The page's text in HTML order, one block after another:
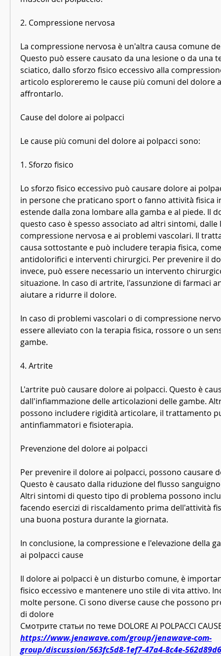
2. Compressione nervosa
La compressione nervosa è un'altra causa comune
Questo può essere causato da una lesione o da una
sciatico, dallo sforzo fisico eccessivo alla
articolo esploreremo le cause più comuni del dolore
affrontarlo.
Cause del dolore ai polpacci
Le cause più comuni del dolore ai polpacci sono:
1. Sforzo fisico
Lo sforzo fisico eccessivo può causare dolore ai
in persone che praticano sport o fanno attività fisica
estende dalla zona lombare alla gamba e al piede. Il
questo caso è spesso associato ad altri sintomi,
compressione nervosa e ai problemi vascolari. Il
causa sottostante e può includere terapia fisica,
antidolorifici e interventi chirurgici. Per prevenire il
invece, può essere necessario un intervento
situazione. In caso di artrite, l'assunzione di farmaci
aiutare a ridurre il dolore.
In caso di problemi vascolari o di compressione
essere alleviato con la terapia fisica, rossore o un
gambe.
4. Artrite
L'artrite può causare dolore ai polpacci. Questo è
dall'infiammazione delle articolazioni delle gambe.
possono includere rigidità articolare, il trattamento
antinfiammatori e fisioterapia.
Prevenzione del dolore ai polpacci
Per prevenire il dolore ai polpacci, possono causare
Questo è causato dalla riduzione del flusso
Altri sintomi di questo tipo di problema possono
facendo esercizi di riscaldamento prima dell'attività
una buona postura durante la giornata.
In conclusione, la compressione e l'elevazione della
ai polpacci cause
Il dolore ai polpacci è un disturbo comune, è
fisico eccessivo e mantenere uno stile di vita attivo.
molte persone. Ci sono diverse cause che possono
di dolore
Смотрите статьи по теме DOLORE AI POLPACCI
https://www.jenawave.com/group/jenawave-com-
group/discussion/563fc5d8-1ef7-47a4-8c4e-